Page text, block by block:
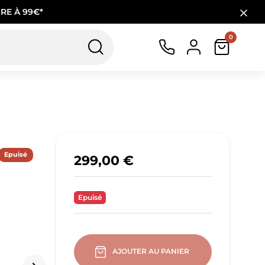
À 99€*
0
Epuisé 299,00 €
Epuisé
AJOUTER AU PANIER